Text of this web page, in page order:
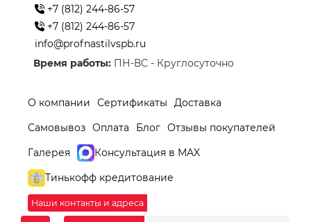
+7 (812) 244-86-57
+7 (812) 244-86-57
info@profnastilvspb.ru
Время работы: ПН-ВС - Круглосуточно
О компании Сертификаты
Доставка
Самовывоз Оплата Блог Отзывы покупателей
Галерея
Консультация в MAX
Тинькофф кредитование
Наши контакты и адреса